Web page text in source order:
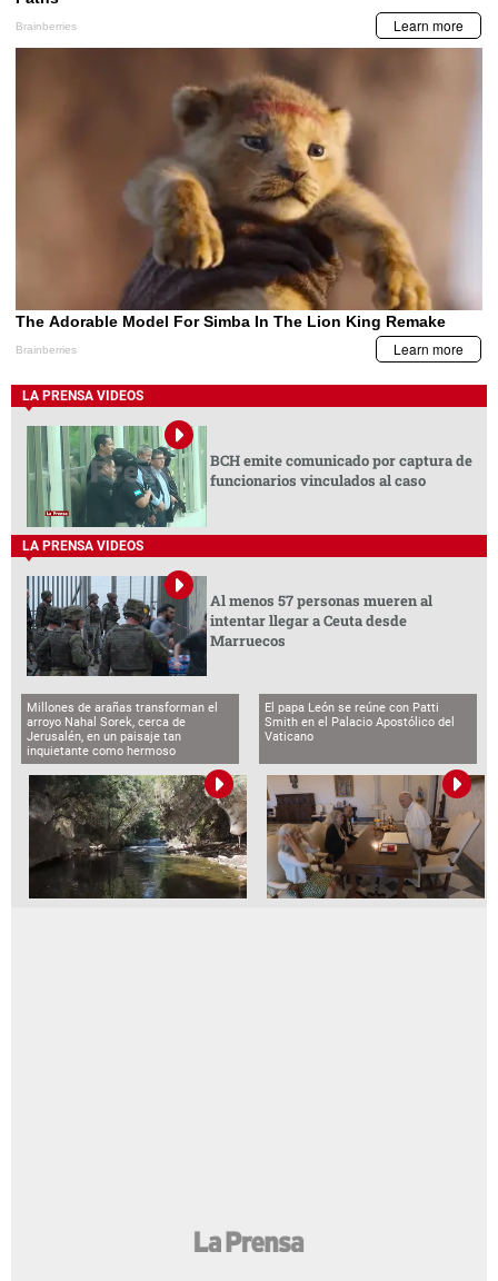
LA PRENSA VIDEOS
BCH emite comunicado por captura de
funcionarios vinculados al caso
LA PRENSA VIDEOS
Al menos 57 personas mueren al
intentar llegar a Ceuta desde
Marruecos
Millones de arañas transforman el
arroyo Nahal Sorek, cerca de
Jerusalén, en un paisaje tan
inquietante como hermoso
El papa León se reúne con Patti
Smith en el Palacio Apostólico del
Vaticano